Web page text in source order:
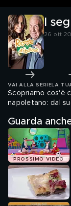
I
26 ott
VAI ALLA SERIE LA
Scopriamo cos'è
napoletano: dal
Guarda
PROSSIMO VIDEO